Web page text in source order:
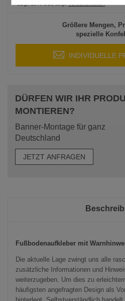
*zzgl. 19% USt, zzgl.Versandkosten
Größere Mengen,
spezielle
INDIVIDUELLE
DÜRFEN WIR IHR
MONTIEREN?
Banner-Montage für ganz
Deutschland
JETZT ANFRAGEN
Fußbodenaufkleber mit
Die aktuelle Lage zwingt uns alle
zusätzliche Informationen und
weiterzugeben. Um dies zu
häufigsten angefragten Design als